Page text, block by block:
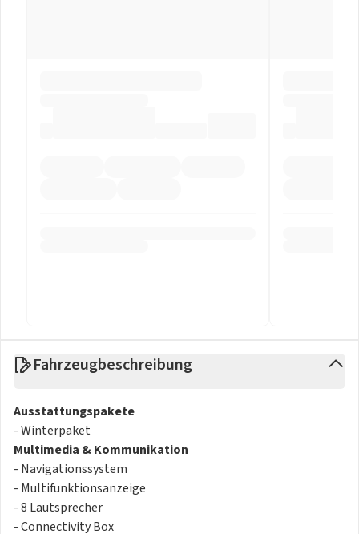
Fahrzeugbeschreibung
Ausstattungspakete
- Winterpaket
Multimedia & Kommunikation
- Navigationssystem
- Multifunktionsanzeige
- 8 Lautsprecher
- Connectivity Box